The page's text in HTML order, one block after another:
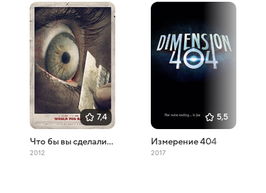
7,4
Что бы вы сделали...
2012
5,5
Измерение 404
2017